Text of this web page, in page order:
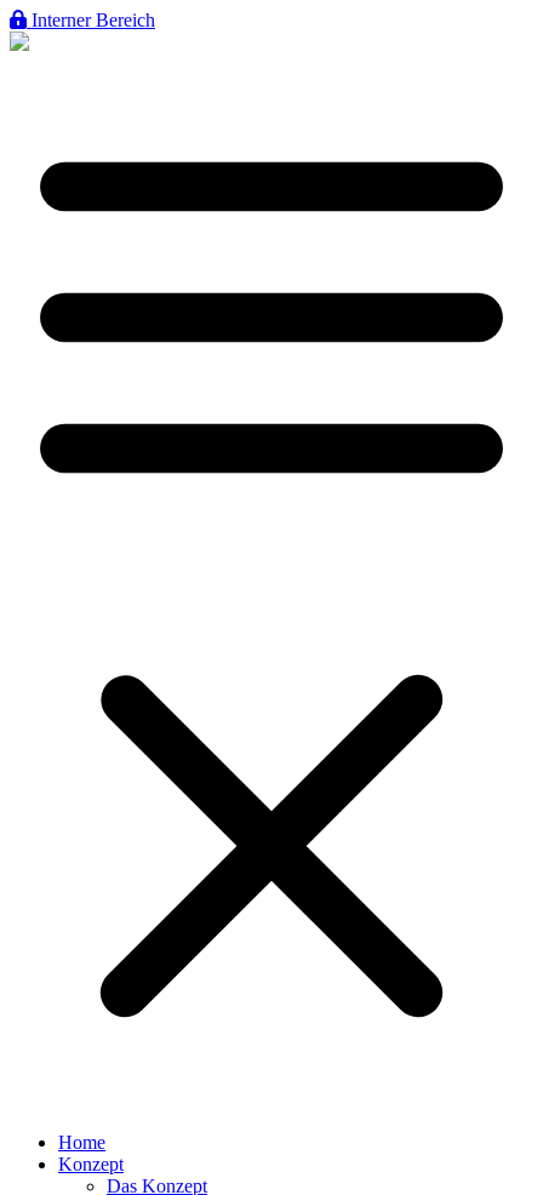
Interner Bereich
Home
Konzept
Das Konzept